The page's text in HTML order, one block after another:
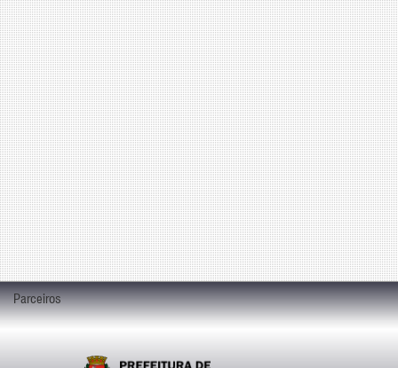
Parceiros